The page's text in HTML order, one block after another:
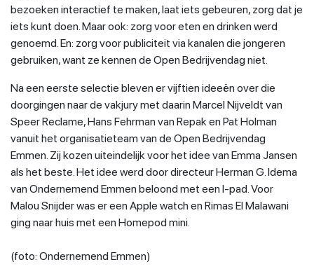
bezoeken interactief te maken, laat iets gebeuren, zorg dat je
iets kunt doen. Maar ook: zorg voor eten en drinken werd
genoemd. En: zorg voor publiciteit via kanalen die jongeren
gebruiken, want ze kennen de Open Bedrijvendag niet.
Na een eerste selectie bleven er vijftien ideeën over die
doorgingen naar de vakjury met daarin Marcel Nijveldt van
Speer Reclame, Hans Fehrman van Repak en Pat Holman
vanuit het organisatieteam van de Open Bedrijvendag
Emmen. Zij kozen uiteindelijk voor het idee van Emma Jansen
als het beste. Het idee werd door directeur Herman G. Idema
van Ondernemend Emmen beloond met een I-pad. Voor
Malou Snijder was er een Apple watch en Rimas El Malawani
ging naar huis met een Homepod mini.
(foto: Ondernemend Emmen)